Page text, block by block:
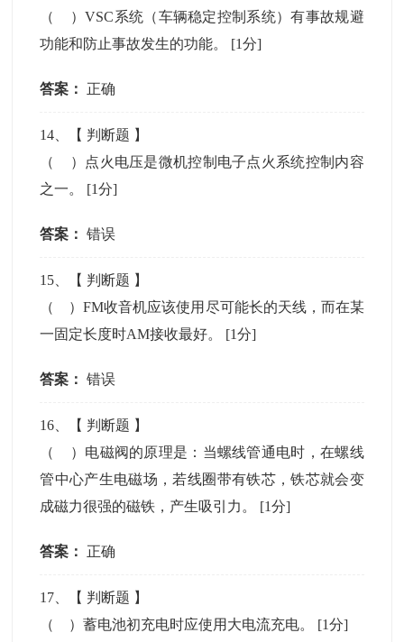
（ ）VSC系统（车辆稳定控制系统）有事故规避
功能和防止事故发生的功能。 [1分]
答案： 正确
14 、【 判断题 】
（ ）点火电压是微机控制电子点火系统控制内容
之一。 [1分]
答案： 错误
15 、【 判断题 】
（ ）FM收音机应该使用尽可能长的天线，而在某
一固定长度时AM接收最好。 [1分]
答案： 错误
16 、【 判断题 】
（ ）电磁阀的原理是：当螺线管通电时，在螺线
管中心产生电磁场，若线圈带有铁芯，铁芯就会变
成磁力很强的磁铁，产生吸引力。 [1分]
答案： 正确
17 、【 判断题 】
（ ）蓄电池初充电时应使用大电流充电。 [1分]